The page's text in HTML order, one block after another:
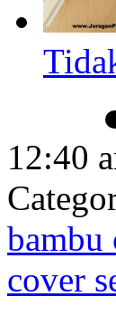
12:40
bambu
cover